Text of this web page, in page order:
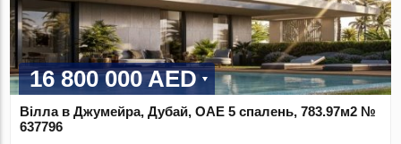
16 800 000 AED
Вілла в Джумейра, Дубай, ОАЕ 5 спалень, 783.97м2 №
637796